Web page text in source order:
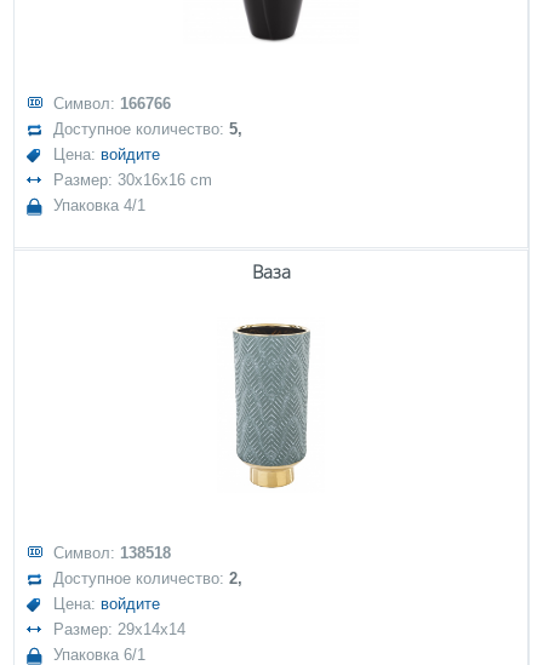
Символ: 166766
Доступное количество:5,
Цена: войдите
Размер: 30x16x16 cm
Упаковка 4/1
Ваза
Символ: 138518
Доступное количество:2,
Цена: войдите
Размер: 29x14x14
Упаковка 6/1